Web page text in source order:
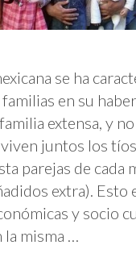
se ha
en su
extensa, y
juntos los
parejas de cada
extra). Esto
y socio
la misma …